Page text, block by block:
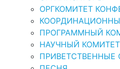
ОРГКОМИТЕТ
ПРОГРАММНЫЙ
НАУЧНЫЙ КОМИТЕТ
ПРИВЕТСТВЕННЫЕ